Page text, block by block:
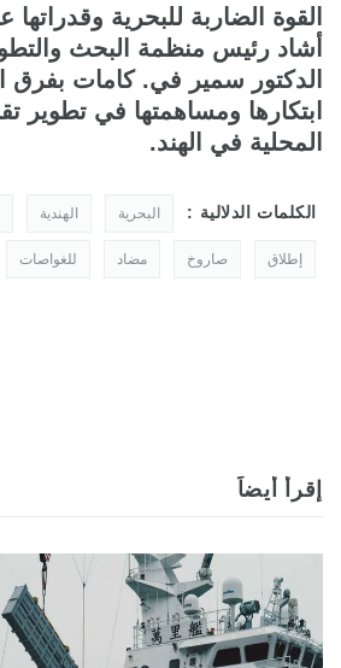
القوة الضاربة للبحرية
أشاد رئيس منظمة البحث
الدكتور سمير في. كامات بفرق
ابتكارها ومساهمتها في تطوير
المحلية في الهند.
الكلمات الدلالية : البحرية الهندية
إطلاق صاروخ مضاد للغواصات
إقرأ أيضاً